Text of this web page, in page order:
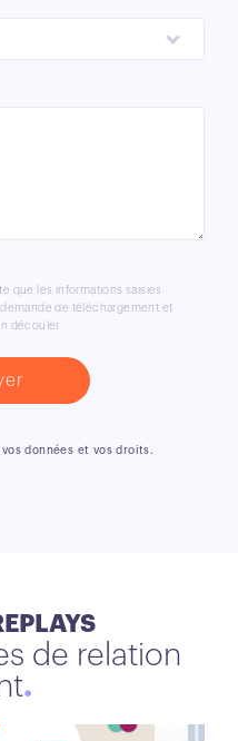
que les informations saisies
de téléchargement et
découler.
données et vos droits.
de relation